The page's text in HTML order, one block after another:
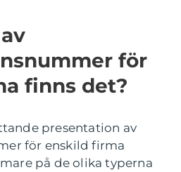
för
finns det?
presentation av
för enskild firma
på de olika typerna